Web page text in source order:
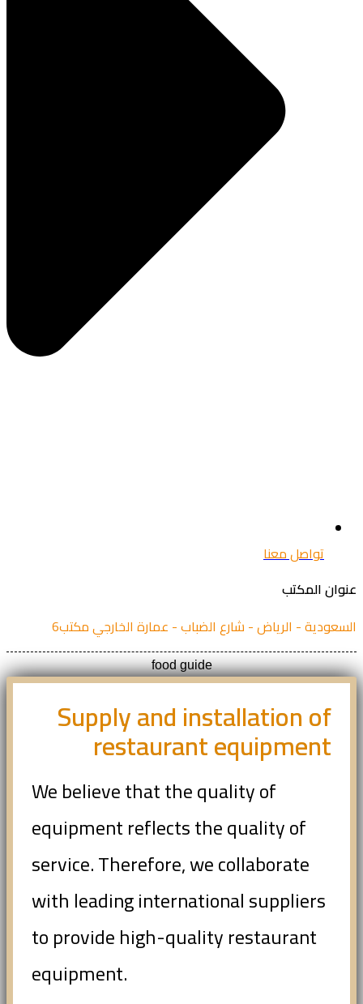
تواصل معنا
المكتب
- الرياض - شارع الضباب - عمارة الخارجي مكتب6
food guide
Supply and installation of
restaurant equipment
We believe that the quality of
equipment reflects the quality of
service. Therefore, we collaborate
with leading international suppliers
to provide high-quality restaurant
equipment.